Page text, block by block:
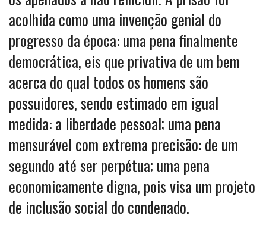
acolhida como uma invenção genial do
progresso da época: uma pena finalmente
democrática, eis que privativa de um bem
acerca do qual todos os homens são
possuidores, sendo estimado em igual
medida: a liberdade pessoal; uma pena
mensurável com extrema precisão: de um
segundo até ser perpétua; uma pena
economicamente digna, pois visa um projeto
de inclusão social do condenado.